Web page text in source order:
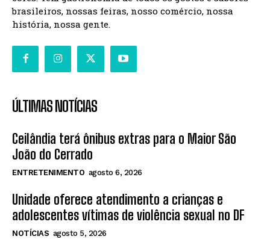
brasileiros, nossas feiras, nosso comércio, nossa
história, nossa gente.
ÚLTIMAS NOTÍCIAS
Ceilândia terá ônibus extras para o Maior São
João do Cerrado
ENTRETENIMENTO agosto 6, 2026
Unidade oferece atendimento a crianças e
adolescentes vítimas de violência sexual no DF
NOTÍCIAS agosto 5, 2026